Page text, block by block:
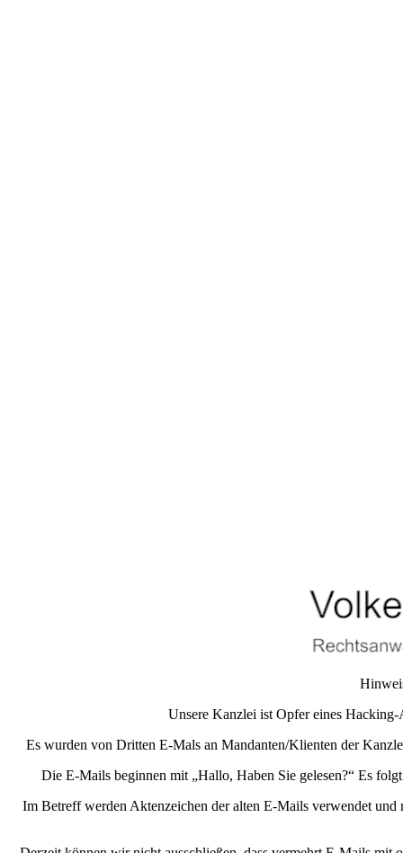
Unsere Kanzlei ist Opfer eines
Es wurden von Dritten E-Mals an Mandanten/Klienten der
Die E-Mails beginnen mit „Hallo, Haben Sie gelesen?“ Es
Im Betreff werden Aktenzeichen der alten E-Mails verwendet